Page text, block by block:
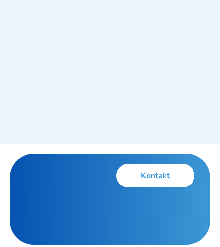
Kontakt